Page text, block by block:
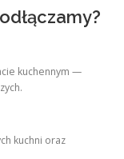
kuchennym —
kuchni oraz